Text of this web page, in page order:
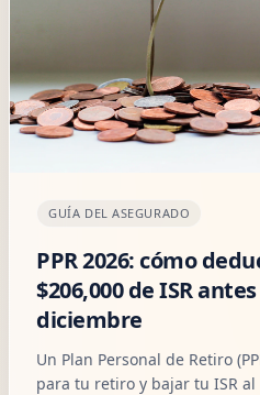
GUÍA DEL ASEGURADO
PPR 2026: cómo
$206,000 de ISR
diciembre
Un Plan Personal de Retiro
para tu retiro y bajar tu ISR